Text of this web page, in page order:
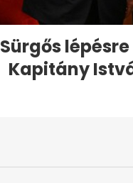
Sürgős
Kapitány